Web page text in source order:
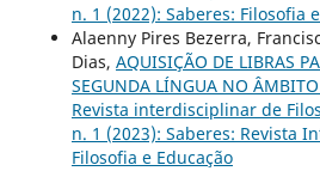
n. 1 (2022): Saberes: Filosofia
Alaenny Pires Bezerra,
Dias, AQUISIÇÃO DE LIBRAS
SEGUNDA LÍNGUA NO
Revista interdisciplinar de
n. 1 (2023): Saberes: Revista
Filosofia e Educação